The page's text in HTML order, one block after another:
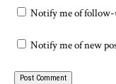
Notify me of follow-
Notify me of new